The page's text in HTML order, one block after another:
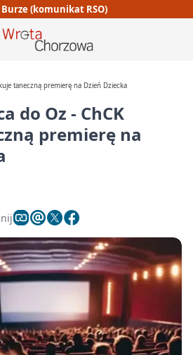
(komunikat RSO)
taneczną premierę na Dzień Dziecka
do Oz - ChCK
premierę na